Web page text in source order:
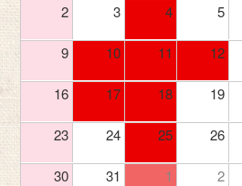
2 3 4 5
9 10 11 12
16 17 18 19
23 24 25 26
30 31 1 2